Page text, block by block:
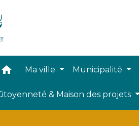
home Ma ville Municipalité
& Maison des projets